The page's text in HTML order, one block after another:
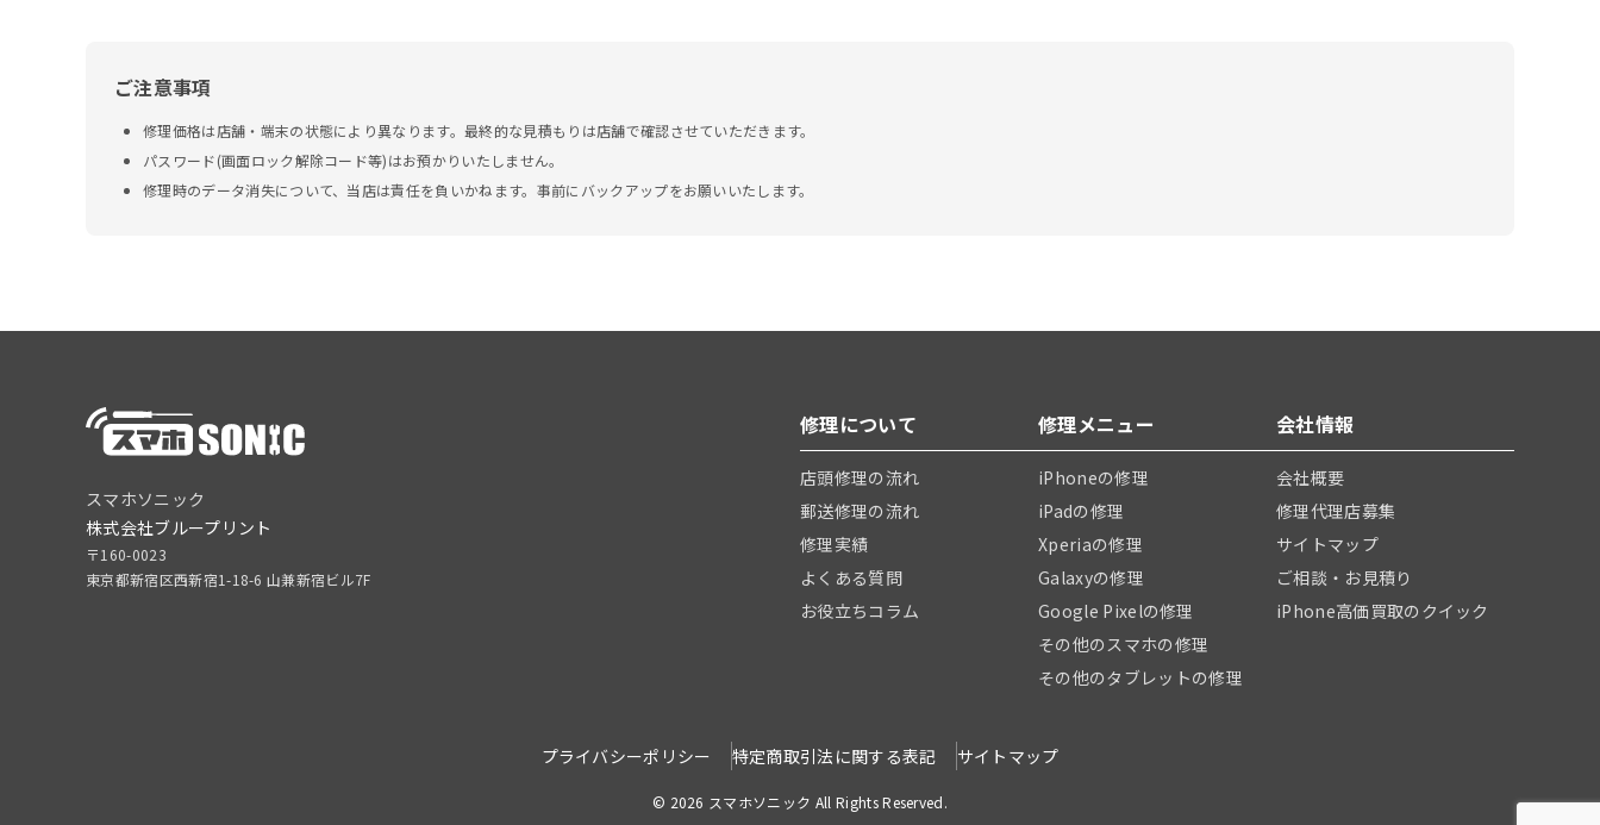
ご注意事項
修理価格は店舗・端末の状態により異なります。最終的な見積もりは店舗で確認させていただきます。
パスワード(画面ロック解除コード等)はお預かりいたしません。
修理時のデータ消失について、当店は責任を負いかねます。事前にバックアップをお願いいたします。
スマホソニック
株式会社ブループリント
〒160-0023
東京都新宿区西新宿1-18-6 山兼新宿ビル7F
修理について
店頭修理の流れ
郵送修理の流れ
修理実績
よくある質問
お役立ちコラム
修理メニュー
iPhoneの修理
iPadの修理
Xperiaの修理
Galaxyの修理
Google Pixelの修理
その他のスマホの修理
その他のタブレットの修理
会社情報
会社概要
修理代理店募集
サイトマップ
ご相談・お見積り
iPhone高価買取のクイック
プライバシーポリシー 特定商取引法に関する表記 サイトマップ
© 2026 スマホソニック All Rights Reserved.